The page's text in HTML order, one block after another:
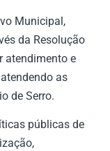
Municipal,
da Resolução
atendimento e
as
de Serro.
públicas de